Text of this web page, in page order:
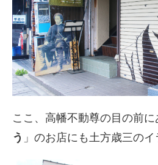
ここ、高幡不動尊の目の前に
う 」のお店にも土方歳三のイ